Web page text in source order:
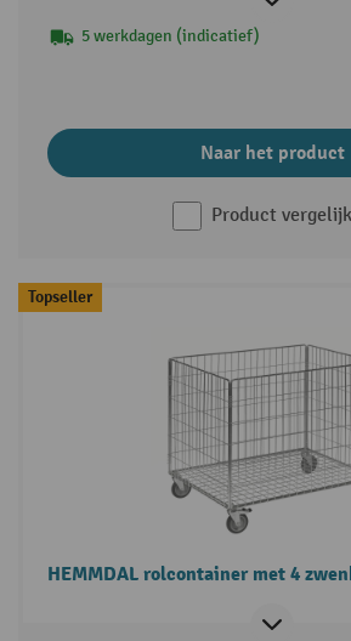
5 werkdagen (indicatief)
Naar het product
Product
Topseller
HEMMDAL rolcontainer met 4